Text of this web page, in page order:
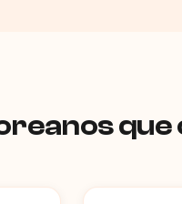
que